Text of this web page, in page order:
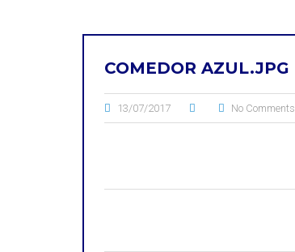
COMEDOR AZUL.JPG
13/07/2017 No Comments